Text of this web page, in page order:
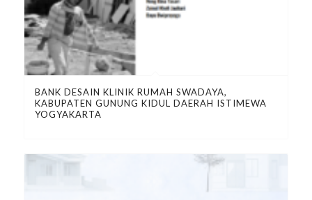
BANK DESAIN KLINIK RUMAH SWADAYA,
KABUPATEN GUNUNG KIDUL DAERAH ISTIMEWA
YOGYAKARTA